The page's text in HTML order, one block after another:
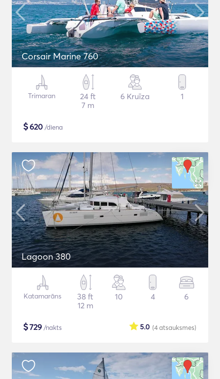
Corsair Marine 760
Trimaran
24 ft
7 m
6 Kruīza 1
$620 /diena
Lagoon 380
Katamarāns
38 ft
12 m
10 4 6
$729 /nakts (4atsauksmes)
5.0